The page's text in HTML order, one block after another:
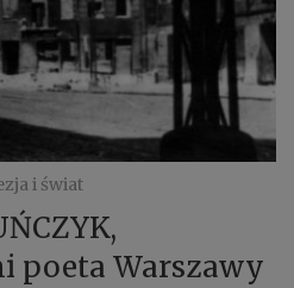
i świat
poeta Warszawy